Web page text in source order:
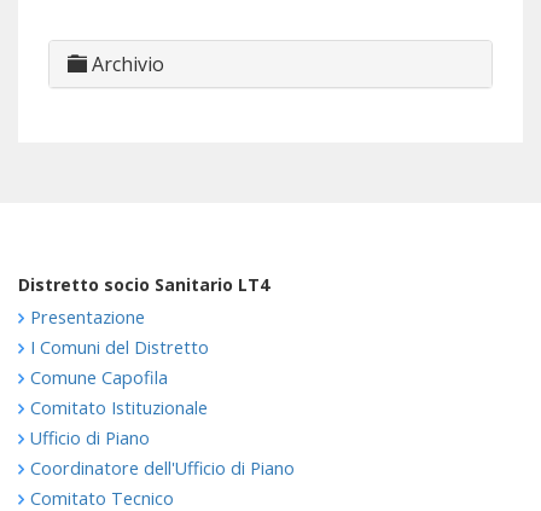
Archivio
Distretto socio Sanitario LT4
Presentazione
I Comuni del Distretto
Comune Capofila
Comitato Istituzionale
Ufficio di Piano
Coordinatore dell'Ufficio di Piano
Comitato Tecnico